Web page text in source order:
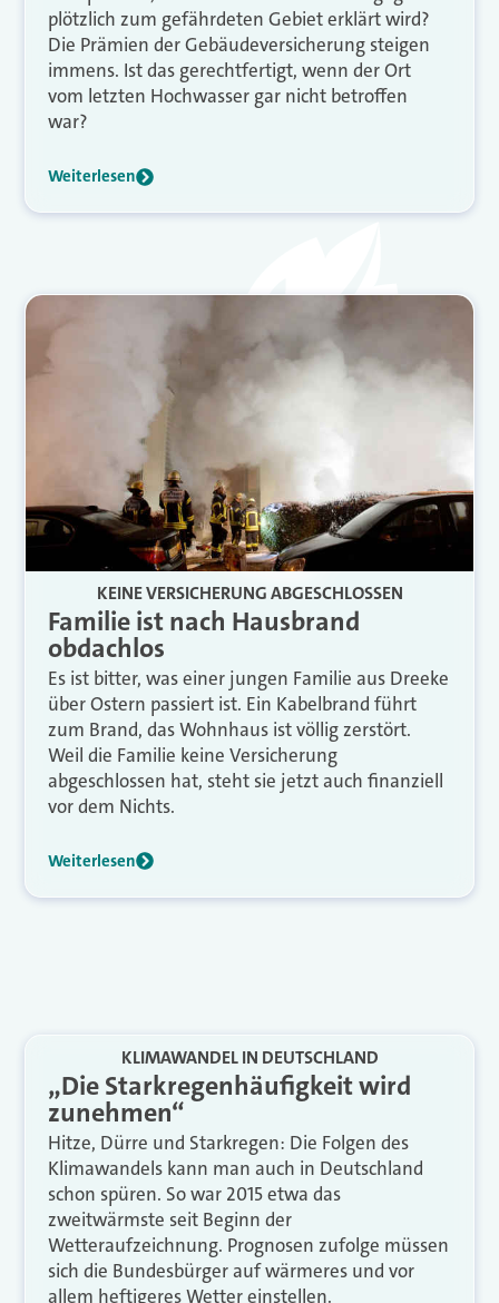
plötzlich zum gefährdeten Gebiet erklärt wird?
Die Prämien der Gebäudeversicherung steigen
immens. Ist das gerechtfertigt, wenn der Ort
vom letzten Hochwasser gar nicht betroffen
war?
Weiterlesen
KEINE VERSICHERUNG ABGESCHLOSSEN
Familie ist nach Hausbrand
obdachlos
Es ist bitter, was einer jungen Familie aus Dreeke
über Ostern passiert ist. Ein Kabelbrand führt
zum Brand, das Wohnhaus ist völlig zerstört.
Weil die Familie keine Versicherung
abgeschlossen hat, steht sie jetzt auch finanziell
vor dem Nichts.
Weiterlesen
KLIMAWANDEL IN DEUTSCHLAND
„Die Starkregenhäufigkeit wird
zunehmen“
Hitze, Dürre und Starkregen: Die Folgen des
Klimawandels kann man auch in Deutschland
schon spüren. So war 2015 etwa das
zweitwärmste seit Beginn der
Wetteraufzeichnung. Prognosen zufolge müssen
sich die Bundesbürger auf wärmeres und vor
allem heftigeres Wetter einstellen.